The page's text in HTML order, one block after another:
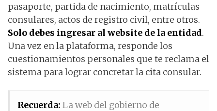
pasaporte, partida de nacimiento, matrículas
consulares, actos de registro civil, entre otros.
Solo debes ingresar al website de la entidad.
Una vez en la plataforma, responde los
cuestionamientos personales que te reclama el
sistema para lograr concretar la cita consular.
Recuerda: La web del gobierno de